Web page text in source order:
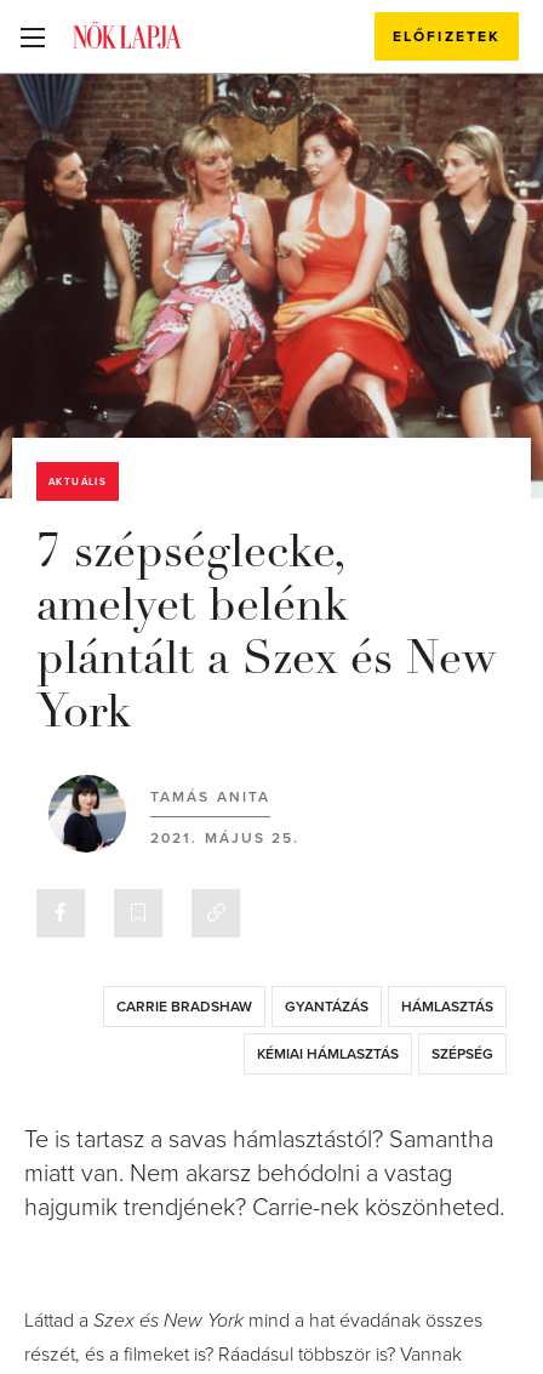
ELŐFIZETEK
AKTUÁLIS
7 szépséglecke,
amelyet belénk
plántált a Szex és New
York
TAMÁS ANITA
2021. MÁJUS 25.
CARRIE BRADSHAW GYANTÁZÁS HÁMLASZTÁS
KÉMIAI HÁMLASZTÁS SZÉPSÉG
Te is tartasz a savas hámlasztástól? Samantha
miatt van. Nem akarsz behódolni a vastag
hajgumik trendjének? Carrie-nek köszönheted.
Láttad a Szex és New Yorkmind a hat évadának összes
részét, és a filmeket is? Ráadásul többször is? Vannak